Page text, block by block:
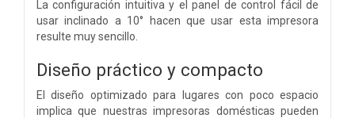
La configuración intuitiva y el panel de control fácil de
usar inclinado a 10° hacen que usar esta impresora
resulte muy sencillo.
Diseño práctico y compacto
El diseño optimizado para lugares con poco espacio
implica que nuestras impresoras domésticas pueden